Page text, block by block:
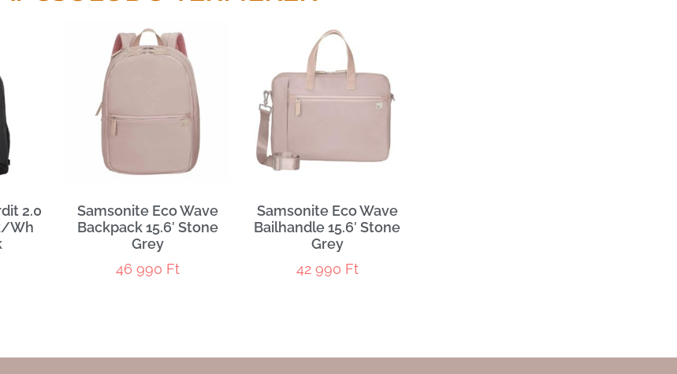
2.0
Wh
Samsonite Eco Wave
Backpack 15.6′ Stone
Grey
46 990 Ft
Samsonite Eco Wave
Bailhandle 15.6′ Stone
Grey
42 990 Ft